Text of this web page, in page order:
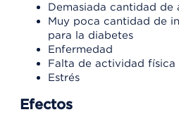
Demasiada cantidad de
Muy poca cantidad de
para la diabetes
Enfermedad
Falta de actividad física
Estrés
Efectos